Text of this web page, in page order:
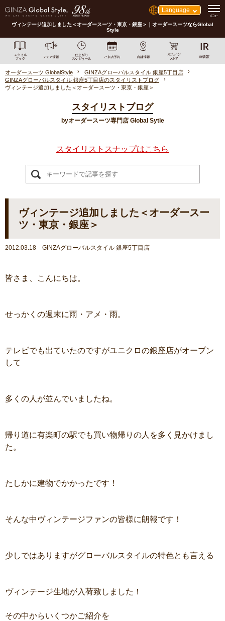
Language
ヴィンテージ追加しました＜オーダースーツ・東京・銀座＞｜オーダースーツならGlobal
Style
オーダースーツ GlobalStyle
GINZAグローバルスタイル 銀座5丁目店
GINZAグローバルスタイル 銀座5丁目店のスタイリストブログ
ヴィンテージ追加しました＜オーダースーツ・東京・銀座＞
スタイリストブログ
byオーダースーツ専門店 Global Sytle
スタイリストスナップはこちら
ヴィンテージ追加しました＜オーダースー
ツ・東京・銀座＞
2012.03.18 GINZAグローバルスタイル 銀座5丁目店
皆さま、こんにちは。
せっかくの週末に雨・アメ・雨。
テレビでも出ていたのですがユニクロの銀座店がオープン
して
多くの人が並んでいましたね。
帰り道に有楽町の駅でも買い物帰りの人を多く見かけまし
た。
たしかに建物でかかったです！
そんな中ヴィンテージファンの皆様に朗報です！
少しではありますがグローバルスタイルの特色とも言える
ヴィンテージ生地が入荷致しました！
その中からいくつかご紹介を